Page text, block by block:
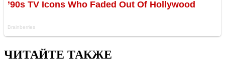
ЧИТАЙТЕ ТАКЖЕ